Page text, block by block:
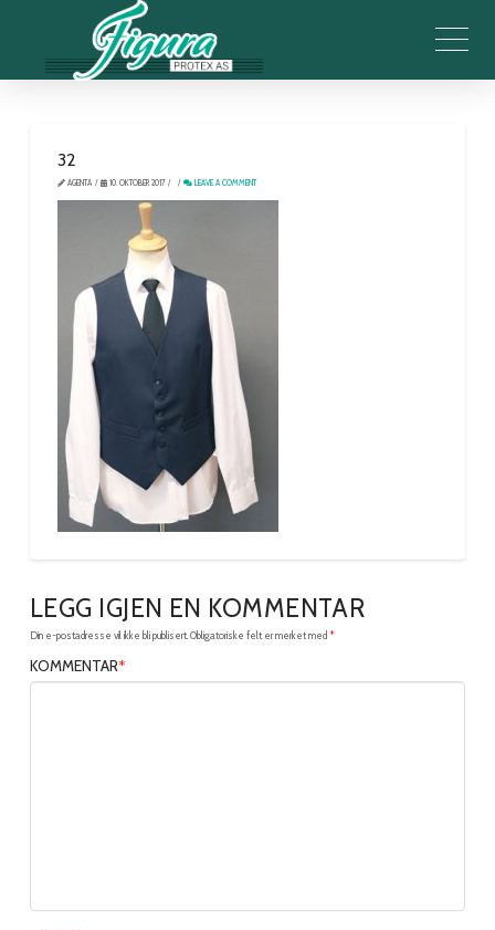
32
AGENTA 10. OKTOBER 2017 LEAVE A COMMENT
LEGG IGJEN EN KOMMENTAR
Din e-postadresse vil ikke bli publisert. Obligatoriske felt er merket med *
KOMMENTAR*